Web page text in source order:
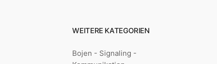
WEITERE KATEGORIEN
Bojen - Signaling -